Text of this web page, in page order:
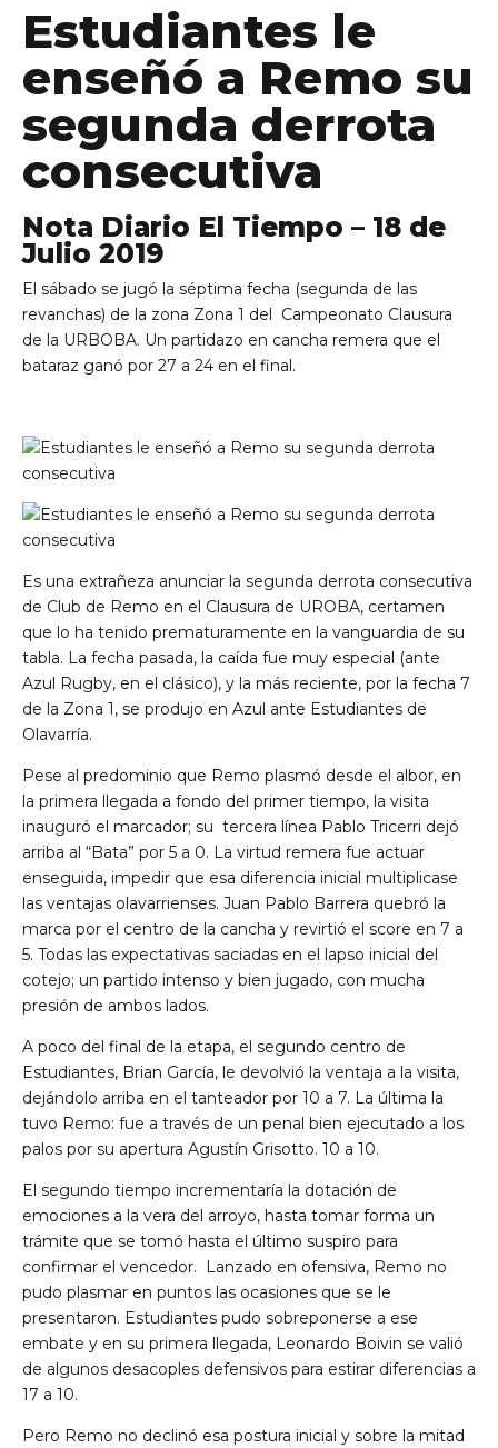
Estudiantes le
enseñó a Remo su
segunda derrota
consecutiva
Nota Diario El Tiempo – 18 de
Julio 2019
El sábado se jugó la séptima fecha (segunda de las
revanchas) de la zona Zona 1 del Campeonato Clausura
de la URBOBA. Un partidazo en cancha remera que el
bataraz ganó por 27 a 24 en el final.
Es una extrañeza anunciar la segunda derrota consecutiva
de Club de Remo en el Clausura de UROBA, certamen
que lo ha tenido prematuramente en la vanguardia de su
tabla. La fecha pasada, la caída fue muy especial (ante
Azul Rugby, en el clásico), y la más reciente, por la fecha 7
de la Zona 1, se produjo en Azul ante Estudiantes de
Olavarría.
Pese al predominio que Remo plasmó desde el albor, en
la primera llegada a fondo del primer tiempo, la visita
inauguró el marcador; su tercera línea Pablo Tricerri dejó
arriba al “Bata” por 5 a 0. La virtud remera fue actuar
enseguida, impedir que esa diferencia inicial multiplicase
las ventajas olavarrienses. Juan Pablo Barrera quebró la
marca por el centro de la cancha y revirtió el score en 7 a
5. Todas las expectativas saciadas en el lapso inicial del
cotejo; un partido intenso y bien jugado, con mucha
presión de ambos lados.
A poco del final de la etapa, el segundo centro de
Estudiantes, Brian García, le devolvió la ventaja a la visita,
dejándolo arriba en el tanteador por 10 a 7. La última la
tuvo Remo: fue a través de un penal bien ejecutado a los
palos por su apertura Agustín Grisotto. 10 a 10.
El segundo tiempo incrementaría la dotación de
emociones a la vera del arroyo, hasta tomar forma un
trámite que se tomó hasta el último suspiro para
confirmar el vencedor. Lanzado en ofensiva, Remo no
pudo plasmar en puntos las ocasiones que se le
presentaron. Estudiantes pudo sobreponerse a ese
embate y en su primera llegada, Leonardo Boivin se valió
de algunos desacoples defensivos para estirar diferencias a
17 a 10.
Pero Remo no declinó esa postura inicial y sobre la mitad